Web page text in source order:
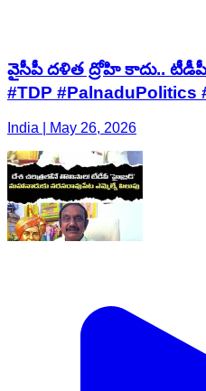
వైసీపీ దళిత ద్రోహి కాదు..
#TDP #PalnaduPolitics
India | May 26, 2026